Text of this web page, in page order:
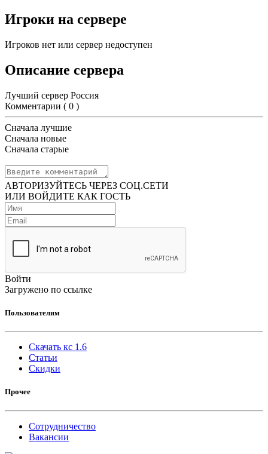
Игроки на сервере
Игроков нет или сервер недоступен
Описание сервера
Лучший сервер Россия
Комментарии ( 0 )
Сначала лучшие
Сначала новые
Сначала старые
АВТОРИЗУЙТЕСЬ ЧЕРЕЗ СОЦ.СЕТИ
ИЛИ ВОЙДИТЕ КАК ГОСТЬ
Войти
Загружено по ссылке
Пользователям
Скачать кс 1.6
Статьи
Скидки
Прочее
Сотрудничество
Вакансии